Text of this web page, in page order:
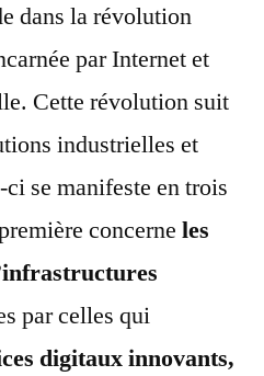
dans la révolution
par Internet et
Cette révolution suit
industrielles et
se manifeste en trois
concerne les
par celles qui
digitaux innovants,